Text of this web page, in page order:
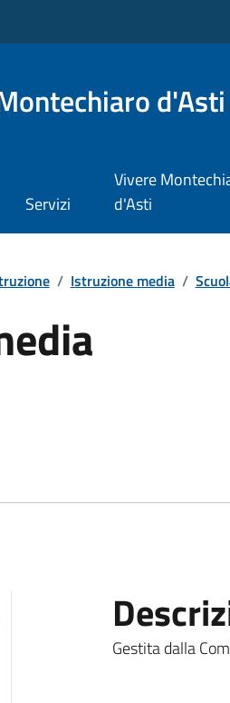
d'Asti
Servizi
Vivere
d'Asti
/ Istruzione media /
Gestita dalla